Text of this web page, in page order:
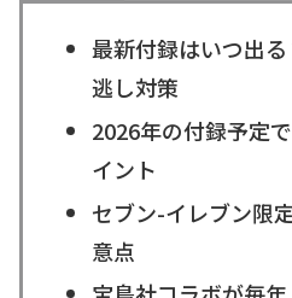
最新付録はいつ出
逃し対策
2026年の付録予定
イント
セブン-イレブン限
意点